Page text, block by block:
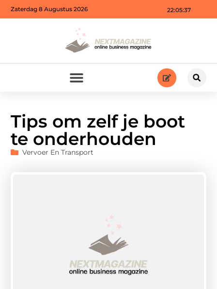
22:05:38
Zaterdag 8 Augustus 2026
Tips om zelf je boot
te onderhouden
Vervoer En Transport